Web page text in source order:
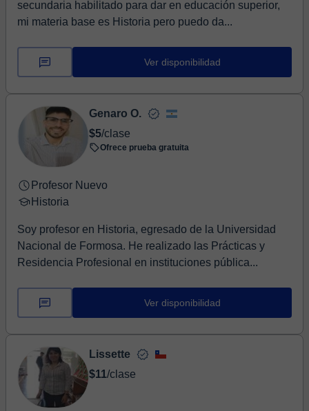
secundaria habilitado para dar en educación superior,
mi materia base es Historia pero puedo da...
Ver disponibilidad
Genaro O.
$5/clase
Ofrece prueba gratuita
Profesor Nuevo
Historia
Soy profesor en Historia, egresado de la Universidad
Nacional de Formosa. He realizado las Prácticas y
Residencia Profesional en instituciones pública...
Ver disponibilidad
Lissette
$11/clase